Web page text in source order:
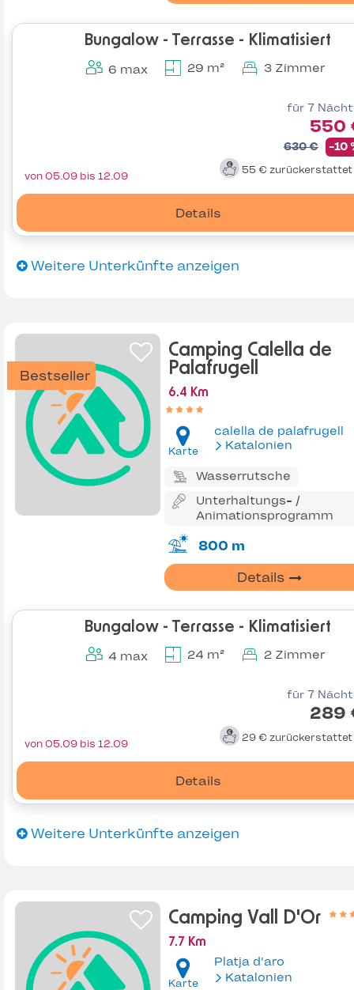
Bungalow - Terrasse - Klimatisiert
6 max 29 m² 3 Zimmer
für 7
550
630 € -10
55 € zurückerstattet
Details
von 05.09 bis 12.09
Weitere Unterkünfte anzeigen
Bestseller
Camping Calella de
Palafrugell
6.4 Km
Karte
calella de palafrugell
Katalonien
Wasserrutsche
Unterhaltungs- /
Animationsprogramm
800 m
Details
Bungalow - Terrasse - Klimatisiert
4 max 24 m² 2 Zimmer
für 7
289
29 € zurückerstattet
Details
von 05.09 bis 12.09
Weitere Unterkünfte anzeigen
Camping Vall D'Or
7.7 Km
Karte
Platja d'aro
Katalonien